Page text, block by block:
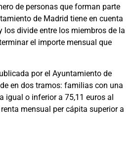
de personas que forman parte
de Madrid tiene en cuenta
los divide entre los miembros de la
el importe mensual que
por el Ayuntamiento de
en dos tramos: familias con una
igual o inferior a 75,11 euros al
mensual per cápita superior a